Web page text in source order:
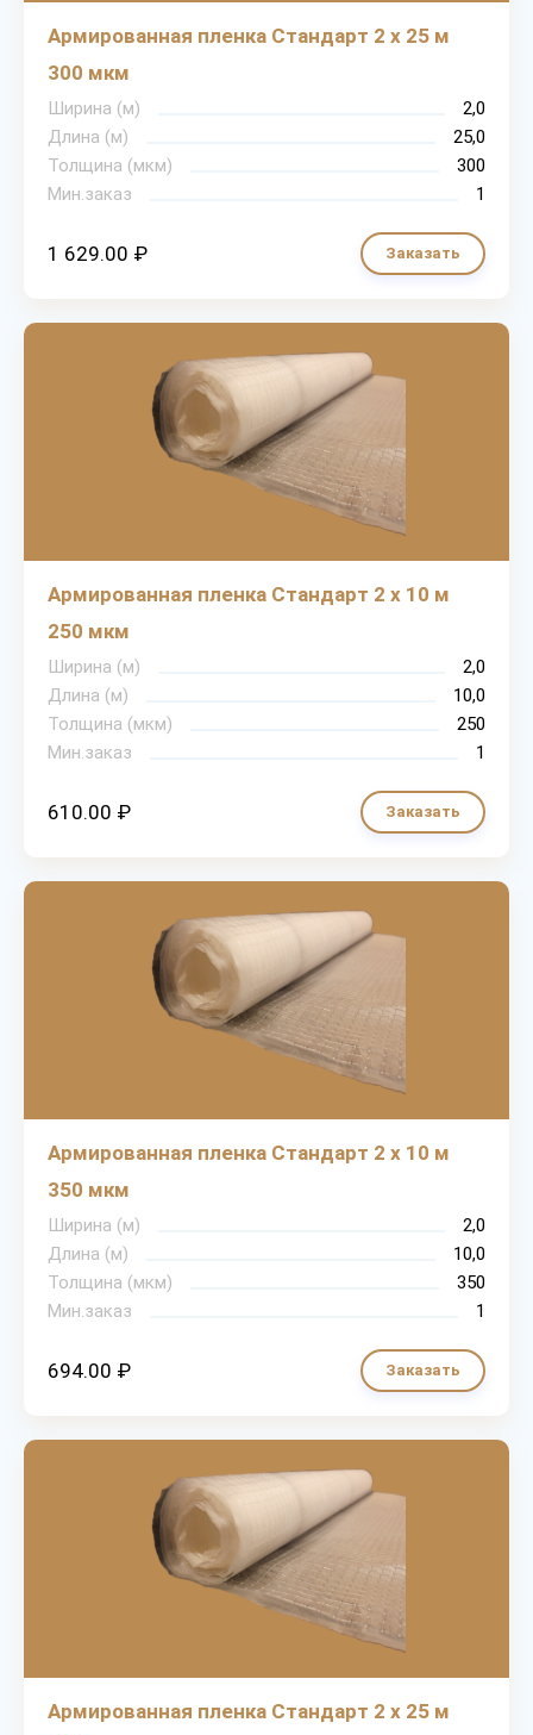
Армированная пленка Стандарт 2 х 25 м
300 мкм
Ширина (м)
2,0
Длина (м)
25,0
Толщина (мкм)
300
Мин.заказ
1
1 629.00 ₽ Заказать
Армированная пленка Стандарт 2 х 10 м
250 мкм
Ширина (м)
2,0
Длина (м)
10,0
Толщина (мкм)
250
Мин.заказ
1
610.00 ₽ Заказать
Армированная пленка Стандарт 2 х 10 м
350 мкм
Ширина (м)
2,0
Длина (м)
10,0
Толщина (мкм)
350
Мин.заказ
1
694.00 ₽ Заказать
Армированная пленка Стандарт 2 х 25 м